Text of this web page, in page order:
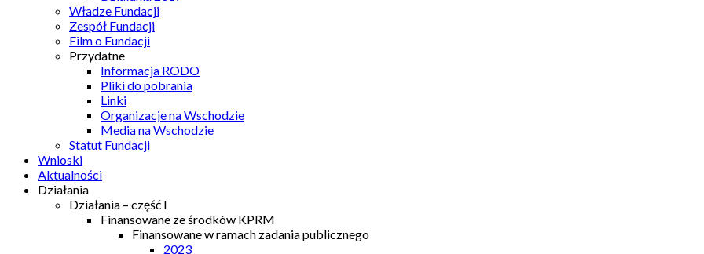
Władze Fundacji
Zespół Fundacji
Film o Fundacji
Przydatne
Informacja RODO
Pliki do pobrania
Linki
Organizacje na Wschodzie
Media na Wschodzie
Statut Fundacji
Wnioski
Aktualności
Działania
Działania – część I
Finansowane ze środków KPRM
Finansowane w ramach zadania publicznego
2023